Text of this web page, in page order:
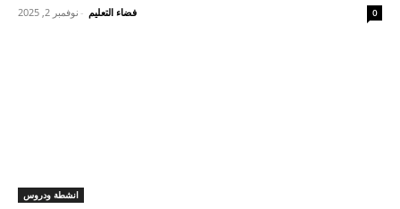
فضاء التعليم - نوفمبر 2, 2025 0
انشطة ودروس